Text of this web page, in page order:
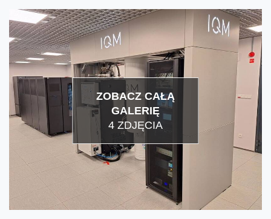
ZOBACZ CAŁĄ
GALERIĘ
4 ZDJĘCIA